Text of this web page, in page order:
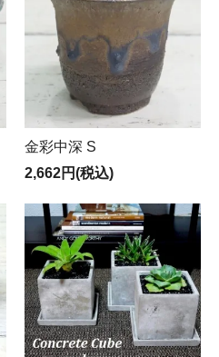
金彩中深 S
2,662円(税込)